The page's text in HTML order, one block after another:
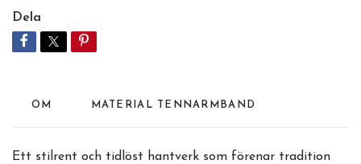
Dela
OM MATERIAL TENNARMBAND
Ett stilrent och tidlöst hantverk som förenar tradition